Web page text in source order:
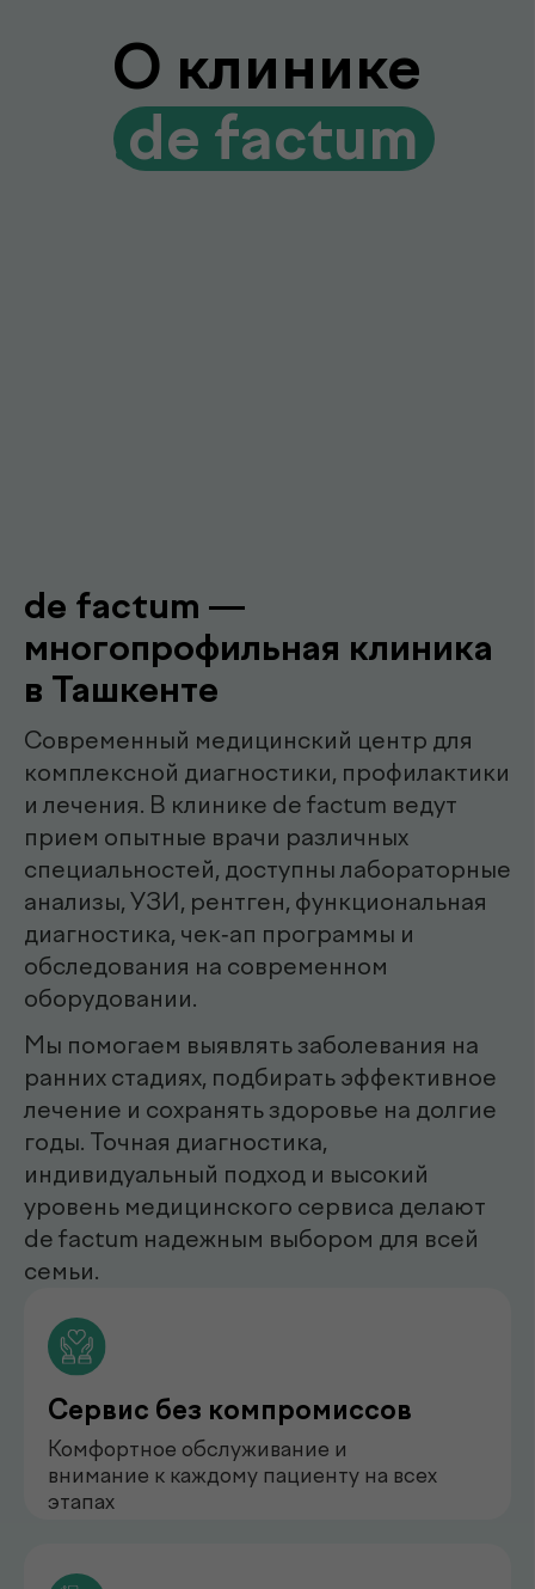
Гарантия качества и точности
.специалисты
эндоскопист
Мирзаева Гулнора
Шухратовна
нефролог
Бондаренко Анастасия
Романова